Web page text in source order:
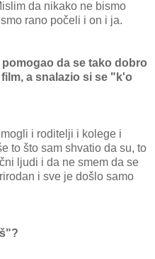
da nikako ne bismo
rano počeli i on i ja.
pomogao da se tako dobro
a snalazio si se "k'o
i roditelji i kolege i
to što sam shvatio da su, to
ljudi i da ne smem da se
i sve je došlo samo